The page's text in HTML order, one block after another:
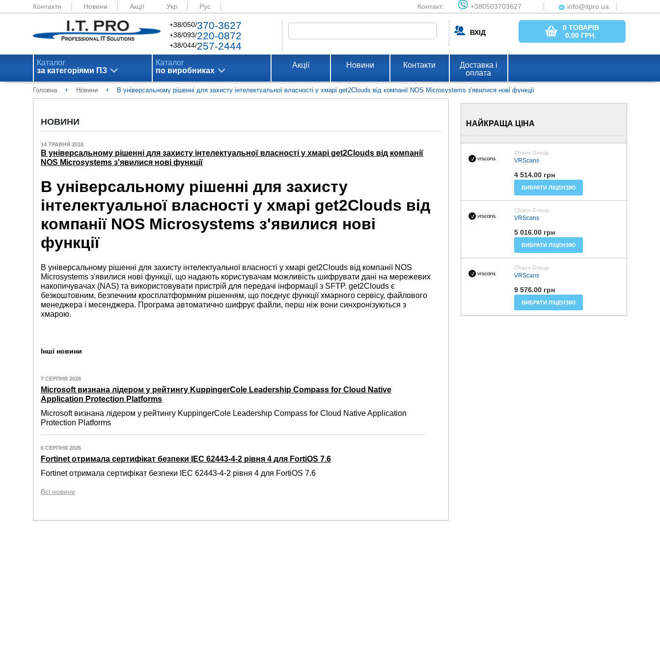
Контакти Новини Акції Укр Рус Контакт: +380503703627 info@itpro.ua
+38/050/370-3627
+38/093/220-0872
+38/044/257-2444
ВХІД
0 ТОВАРІВ
0.00 ГРН.
Каталог
за категоріями ПЗ
Каталог
по виробниках
Акції Новини Контакти
Доставка і
оплата
Головна › Новини › В універсальному рішенні для захисту інтелектуальної власності у хмарі get2Clouds від компанії NOS Microsystems з'явилися нові функції
НОВИНИ
14 ТРАВНЯ 2018
В універсальному рішенні для захисту інтелектуальної власності у хмарі get2Clouds від компанії
NOS Microsystems з'явилися нові функції
В універсальному рішенні для захисту
інтелектуальної власності у хмарі get2Clouds від
компанії NOS Microsystems з'явилися нові
функції
В універсальному рішенні для захисту інтелектуальної власності у хмарі get2Clouds від компанії NOS
Microsystems з'явилися нові функції, що надають користувачам можливість шифрувати дані на мережевих
накопичувачах (NAS) та використовувати пристрій для передачі інформації з SFTP. get2Clouds є
безкоштовним, безпечним кросплатформним рішенням, що поєднує функції хмарного сервісу, файлового
менеджера і месенджера. Програма автоматично шифрує файли, перш ніж вони синхронізуються з
хмарою.
Інші новини
7 СЕРПНЯ 2026
Microsoft визнана лідером у рейтингу KuppingerCole Leadership Compass for Cloud Native
Application Protection Platforms
Microsoft визнана лідером у рейтингу KuppingerCole Leadership Compass for Cloud Native Application
Protection Platforms
6 СЕРПНЯ 2026
Fortinet отримала сертифікат безпеки IEC 62443-4-2 рівня 4 для FortiOS 7.6
Fortinet отримала сертифікат безпеки IEC 62443-4-2 рівня 4 для FortiOS 7.6
Всі новини
НАЙКРАЩА ЦІНА
Chaos Group
VRScans
4 514.00 грн
ВИБРАТИ ЛІЦЕНЗІЮ
Chaos Group
VRScans
5 016.00 грн
ВИБРАТИ ЛІЦЕНЗІЮ
Chaos Group
VRScans
9 576.00 грн
ВИБРАТИ ЛІЦЕНЗІЮ